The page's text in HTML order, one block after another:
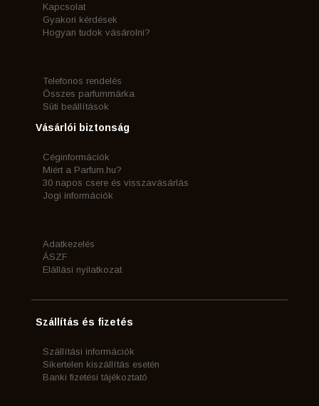
Kapcsolat
Gyakori kérdések
Hogyan tudok vásárolni?
Telefonos rendelés
Összes parfummárka
Süti beállítások
Vásárlói biztonság
Céginformációk
Miért a Parfum.hu?
30 napos csere és visszavásárlás
Jogi információk
Adatkezelés
ÁSZF
Elállási nyilatkozat
Szállítás és fizetés
Szállítási információk
Sikertelen kiszállítás esetén
Banki fizetési tájékoztató